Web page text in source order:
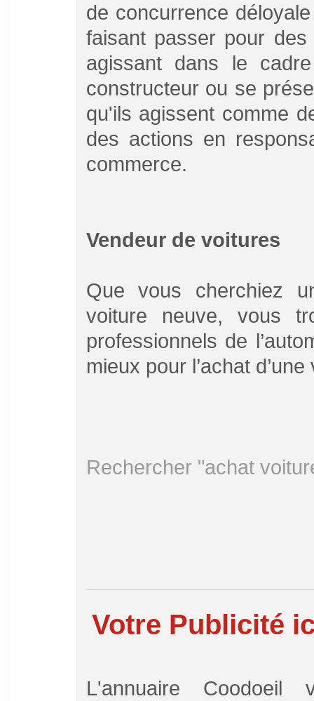
de concurrence
faisant passer pour
agissant dans le
constructeur ou se
qu'ils agissent comme
des actions en
commerce.
Vendeur de voitures
Que vous cherchiez
voiture neuve, vous
professionnels de
mieux pour l’achat
Rechercher "achat
Votre Publicité
L'annuaire